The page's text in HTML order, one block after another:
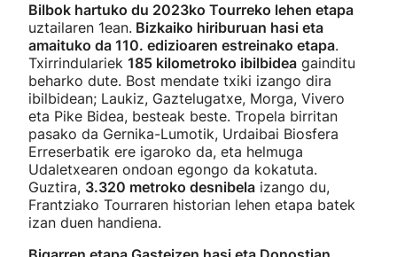
Bilbok hartuko du 2023ko Tourreko lehen etapa
uztailaren 1ean. Bizkaiko hiriburuan hasi eta
amaituko da 110. edizioaren estreinako etapa.
Txirrindulariek 185 kilometroko ibilbidea gainditu
beharko dute. Bost mendate txiki izango dira
ibilbidean; Laukiz, Gaztelugatxe, Morga, Vivero
eta Pike Bidea, besteak beste. Tropela birritan
pasako da Gernika-Lumotik, Urdaibai Biosfera
Erreserbatik ere igaroko da, eta helmuga
Udaletxearen ondoan egongo da kokatuta.
Guztira, 3.320 metroko desnibela izango du,
Frantziako Tourraren historian lehen etapa batek
izan duen handiena.